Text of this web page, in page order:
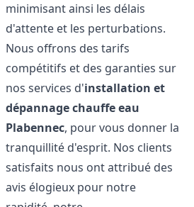
minimisant ainsi les délais
d'attente et les perturbations.
Nous offrons des tarifs
compétitifs et des garanties sur
nos services d'installation et
dépannage chauffe eau
Plabennec, pour vous donner la
tranquillité d'esprit. Nos clients
satisfaits nous ont attribué des
avis élogieux pour notre